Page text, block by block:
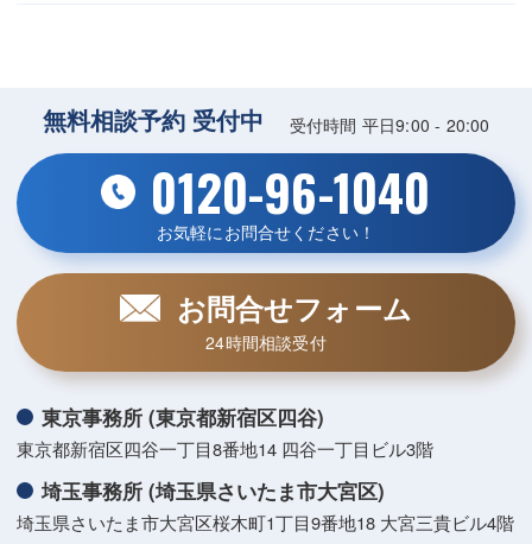
無料相談予約 受付中 受付時間 平日9:00 - 20:00
0120-96-1040
お気軽にお問合せください！
お問合せフォーム
24時間相談受付
東京事務所 (東京都新宿区四谷)
東京都新宿区四谷一丁目8番地14 四谷一丁目ビル3階
埼玉事務所 (埼玉県さいたま市大宮区)
埼玉県さいたま市大宮区桜木町1丁目9番地18 大宮三貴ビル4階